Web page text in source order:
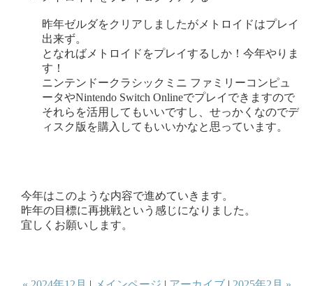
昨年ゼルダをクリアしましたがメトロイドはプレイ
出来ず。
となればメトロイドをプレイするしか！今年やりま
す！
ニンテンドークラシックミニ ファミリーコンピュ
ータやNintendo Switch Onlineでプレイできますので
それらを活用してもいいですし、せっかくなのでデ
ィスク版を購入してもいいかなと思っています。
今年はこのような内容で進めていきます。
昨年の目標に再挑戦という感じになりました。
宜しくお願いします。